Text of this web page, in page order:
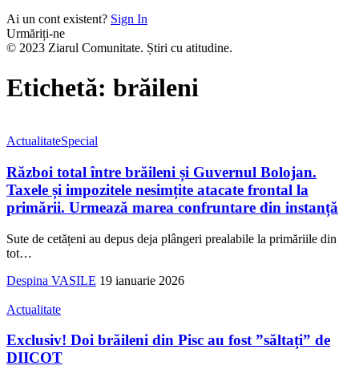
Ai un cont existent? Sign In
Urmăriți-ne
© 2023 Ziarul Comunitate. Știri cu atitudine.
Etichetă: brăileni
ActualitateSpecial
Război total între brăileni și Guvernul Bolojan.
Taxele și impozitele nesimțite atacate frontal la
primării. Urmează marea confruntare din instanță
Sute de cetățeni au depus deja plângeri prealabile la primăriile din
tot…
Despina VASILE 19 ianuarie 2026
Actualitate
Exclusiv! Doi brăileni din Pisc au fost ”săltați” de
DIICOT